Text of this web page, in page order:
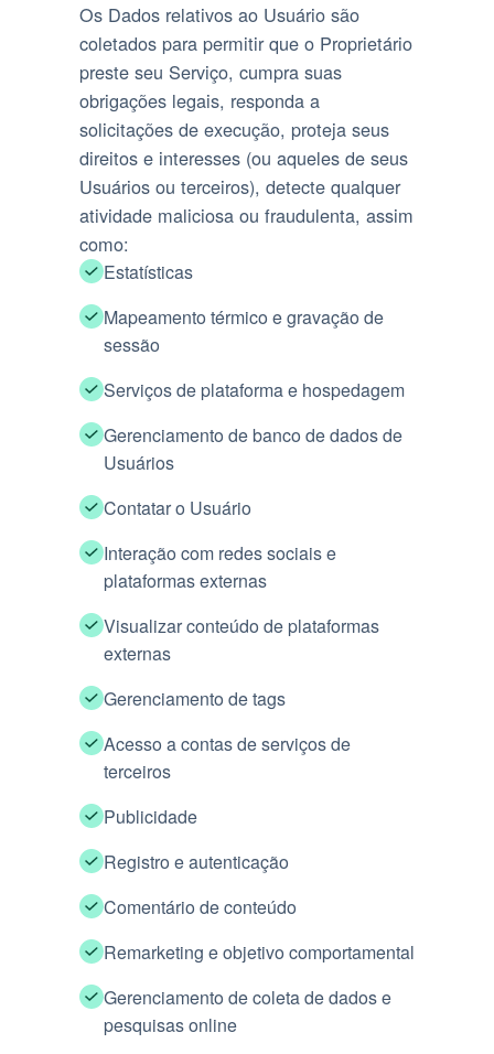
Os Dados relativos ao Usuário são
coletados para permitir que o Proprietário
preste seu Serviço, cumpra suas
obrigações legais, responda a
solicitações de execução, proteja seus
direitos e interesses (ou aqueles de seus
Usuários ou terceiros), detecte qualquer
atividade maliciosa ou fraudulenta, assim
como:
Estatísticas
Mapeamento térmico e gravação de
sessão
Serviços de plataforma e hospedagem
Gerenciamento de banco de dados de
Usuários
Contatar o Usuário
Interação com redes sociais e
plataformas externas
Visualizar conteúdo de plataformas
externas
Gerenciamento de tags
Acesso a contas de serviços de
terceiros
Publicidade
Registro e autenticação
Comentário de conteúdo
Remarketing e objetivo comportamental
Gerenciamento de coleta de dados e
pesquisas online